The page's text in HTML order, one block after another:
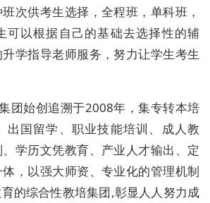
次供考生选择，全程班，单科班，
可以根据自己的基础去选择性的辅
学指导老师服务，努力让学生考生
团始创追溯于2008年，集专转本培
国留学、 职业技能培训、成人教
学历文凭教育、产业人才输出、定
，以强大师资、专业化的管理机制
的综合性教培集团,彰显人人努力成